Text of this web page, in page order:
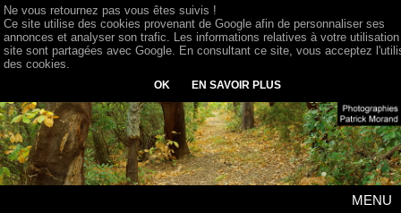
MENU
Ne vous retournez pas vous êtes suivis !
Ce site utilise des cookies provenant de Google afin de personnaliser ses
annonces et analyser son trafic. Les informations relatives à votre
site sont partagées avec Google. En consultant ce site, vous acceptez
des cookies.
OK EN SAVOIR PLUS